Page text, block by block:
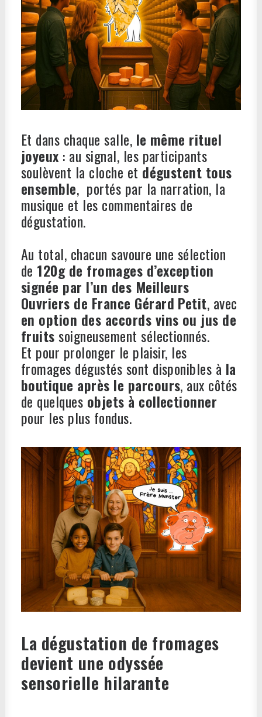
Et dans chaque salle, le même rituel
joyeux : au signal, les participants
soulèvent la cloche et dégustent tous
ensemble, portés par la narration, la
musique et les commentaires de
dégustation.
Au total, chacun savoure une sélection
de 120g de fromages d’exception
signée par l’un des Meilleurs
Ouvriers de France Gérard Petit, avec
en option des accords vins ou jus de
fruitssoigneusement sélectionnés.
Et pour prolonger le plaisir, les
fromages dégustés sont disponibles à la
boutique après le parcours, aux côtés
de quelques objets à collectionner
pour les plus fondus.
La dégustation de fromages
devient une odyssée
sensorielle hilarante